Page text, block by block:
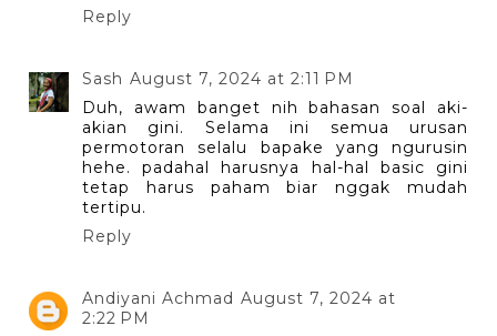
Reply
Sash August 7, 2024 at 2:11 PM
Duh, awam banget nih bahasan soal aki-
akian gini. Selama ini semua urusan
permotoran selalu bapake yang ngurusin
hehe. padahal harusnya hal-hal basic gini
tetap harus paham biar nggak mudah
tertipu.
Reply
Andiyani Achmad August 7, 2024 at
2:22 PM